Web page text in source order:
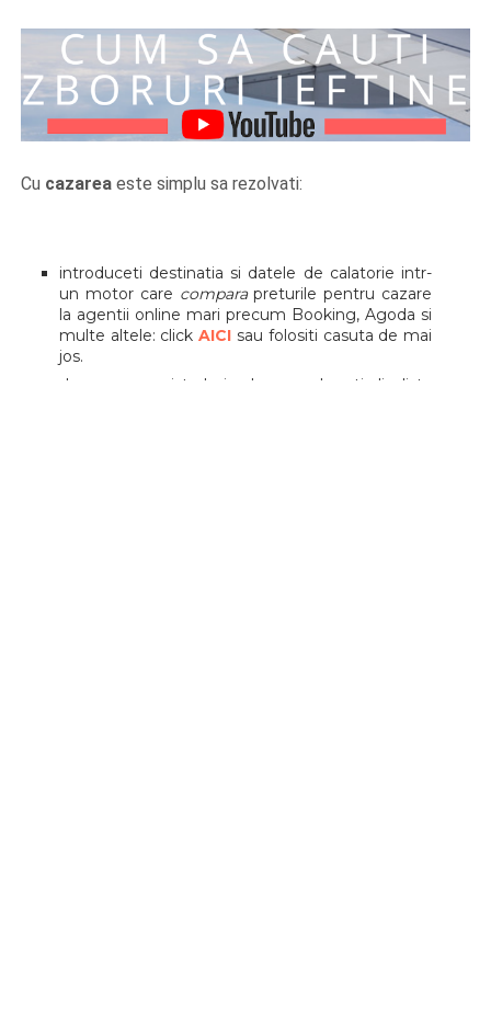
Cu cazareaeste simplu sa rezolvati:
introduceti destinatia si datele de calatorie intr-
un motor care comparapreturile pentru cazare
la agentii online mari precum Booking, Agoda si
multe altele: clickAICI sau folositi casuta de mai
jos.
dupa care mai trebuie doar sa alegeti din lista